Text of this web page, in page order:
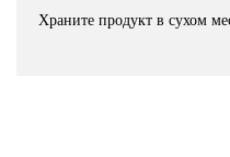
Храните продукт в сухом